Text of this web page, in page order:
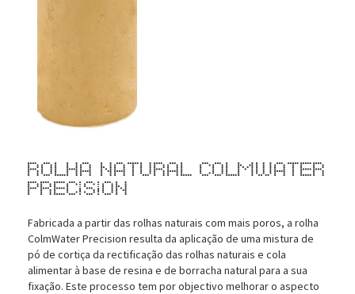
Rolha Natural ColmWater
Precision
Fabricada a partir das rolhas naturais com mais poros, a rolha
ColmWater Precision resulta da aplicação de uma mistura de
pó de cortiça da rectificação das rolhas naturais e cola
alimentar à base de resina e de borracha natural para a sua
fixação. Este processo tem por objectivo melhorar o aspecto